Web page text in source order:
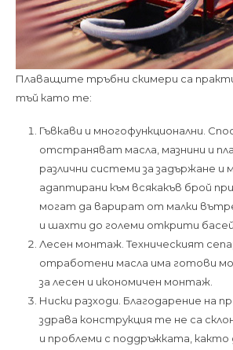
Плаващите тръбни скимери са
тъй като те:
Гъвкави и многофункционални.
отстраняват масла, мазнини и
различни системи за задържане
адаптирани към всякакъв брой
могат да варират от малки
и шахти до големи открити
Лесен монтаж. Техническият
отработени масла има готови
за лесен и икономичен монтаж.
Ниски разходи. Благодарение на
здрава конструкция те не са
и проблеми с поддръжката, както